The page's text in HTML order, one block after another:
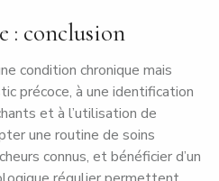
: conclusion
condition chronique mais
précoce, à une identification
et à l’utilisation de
une routine de soins
connus, et bénéficier d’un